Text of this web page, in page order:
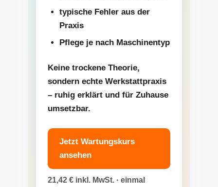
typische Fehler aus der
Praxis
Pflege je nach Maschinentyp
Keine trockene Theorie,
sondern echte Werkstattpraxis
– ruhig erklärt und für Zuhause
umsetzbar.
Jetzt Wartungskurs
ansehen
21,42 € inkl. MwSt. · einmal